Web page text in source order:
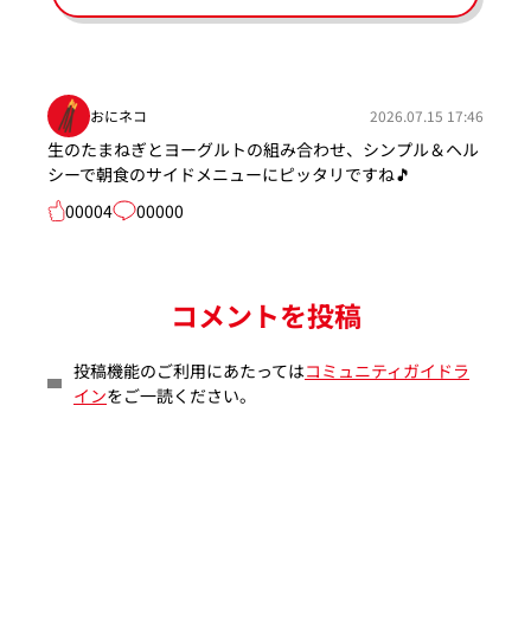
おにネコ 2026.07.15 17:46
生のたまねぎとヨーグルトの組み合わせ、シンプル＆ヘル
シーで朝食のサイドメニューにピッタリですね🎵
00004
00000
コメントを投稿
投稿機能のご利用にあたってはコミュニティガイドラ
インをご一読ください。